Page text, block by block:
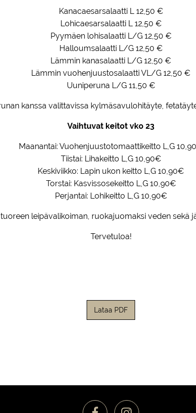
Kanacaesarsalaatti L 12,50 €
Lohicaesarsalaatti L 12,50 €
Pyymäen lohisalaatti L/G 12,50 €
Halloumsalaatti L/G 12,50 €
Lämmin kanasalaatti L/G 12,50 €
Lämmin vuohenjuustosalaatti VL/G 12,50 €
Uuniperuna L/G 11,50 €
kanssa valittavissa kylmäsavulohitäyte,
Vaihtuvat keitot vko 23
Maanantai: Vuohenjuustotomaattikeitto L,G
Tiistai: Lihakeitto L,G 10,90€
Keskiviikko: Lapin ukon keitto L,G 10,90€
Torstai: Kasvissosekeitto L,G 10,90€
Perjantai: Lohikeitto L,G 10,90€
leipävalikoiman, ruokajuomaksi veden sekä
Tervetuloa!
Lataa PDF